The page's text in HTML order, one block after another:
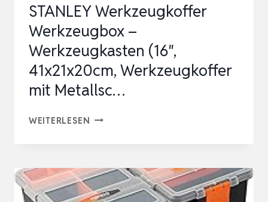
STANLEY Werkzeugkoffer
Werkzeugbox –
Werkzeugkasten (16″,
41x21x20cm, Werkzeugkoffer
mit Metallsc…
WEITERLESEN STANLEY
–
WERKZEUGKASTEN